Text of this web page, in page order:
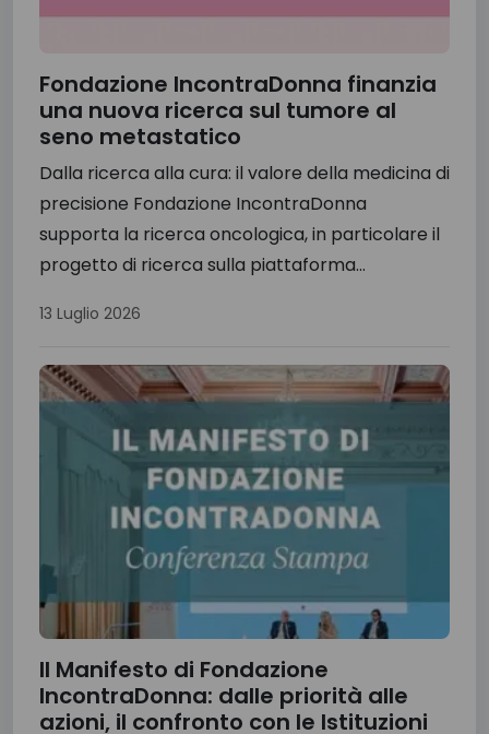
Fondazione IncontraDonna finanzia
una nuova ricerca sul tumore al
seno metastatico
Dalla ricerca alla cura: il valore della medicina di
precisione Fondazione IncontraDonna
supporta la ricerca oncologica, in particolare il
progetto di ricerca sulla piattaforma...
13 Luglio 2026
Il Manifesto di Fondazione
IncontraDonna: dalle priorità alle
azioni, il confronto con le Istituzioni